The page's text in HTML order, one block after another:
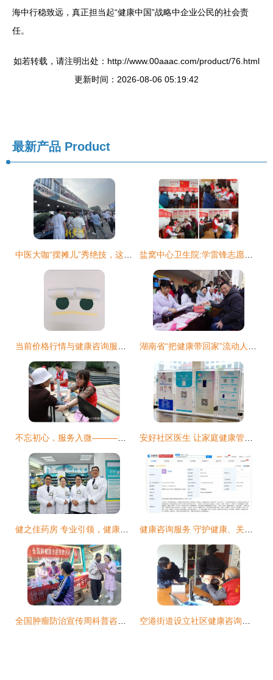
海中行稳致远，真正担当起“健康中国”战略中企业公民的社会责
任。
如若转载，请注明出处：http://www.00aaac.com/product/76.html
更新时间：2026-08-06 05:19:42
最新产品 Product
中医大咖“摆摊儿”秀绝技，这场别样的健康文化夜市鸣锣开市 盐窝中心卫生院:学雷锋志愿服务我们在行动
当前价格行情与健康咨询服务的关系探讨 湖南省“把健康带回家”流动人口卫生计生关怀关爱专项行动启动
不忘初心，服务入微———三江街道社区卫生服中心开展“服务百姓健康行动”义诊活动暨健康咨询服务纪实 安好社区医生 让家庭健康管理触手可及
健之佳药房 专业引领，健康护航 健康咨询服务 守护健康、关爱生活的桥梁
全国肿瘤防治宣传周科普咨询义诊活动圆满举行 空港街道设立社区健康咨询室 打通便民医疗服务“最后一公里”